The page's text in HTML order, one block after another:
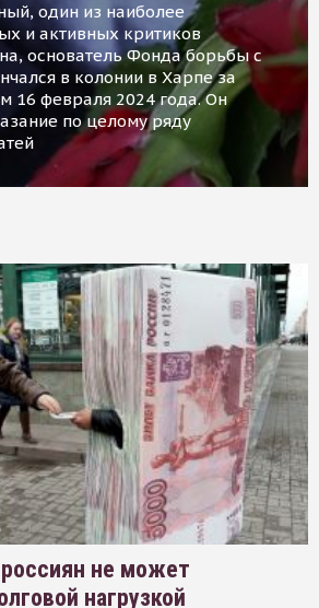
один из наиболее
и активных критиков
основатель Фонда борьбы с
в колонии в Харпе за
16 февраля 2024 года. Он
по целому ряду
не может
нагрузкой